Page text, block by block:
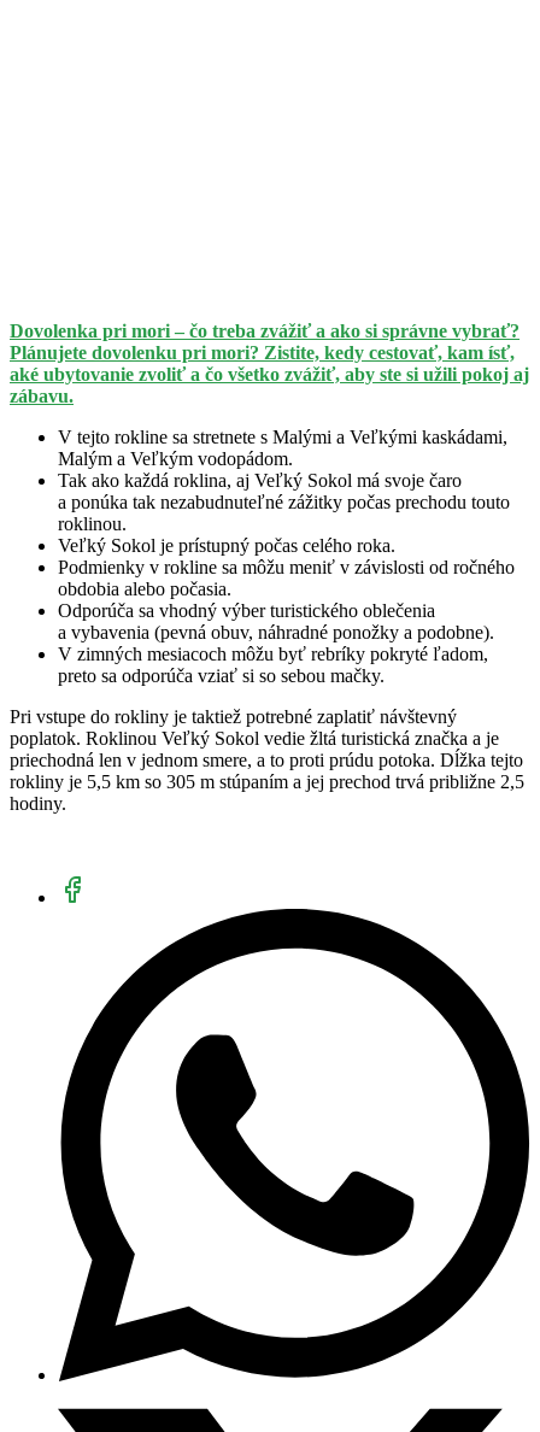
Dovolenka pri mori – čo treba zvážiť a ako si správne vybrať?
Plánujete dovolenku pri mori? Zistite, kedy cestovať, kam ísť,
aké ubytovanie zvoliť a čo všetko zvážiť, aby ste si užili pokoj aj
zábavu.
V tejto rokline sa stretnete s Malými a Veľkými kaskádami,
Malým a Veľkým vodopádom.
Tak ako každá roklina, aj Veľký Sokol má svoje čaro
a ponúka tak nezabudnuteľné zážitky počas prechodu touto
roklinou.
Veľký Sokol je prístupný počas celého roka.
Podmienky v rokline sa môžu meniť v závislosti od ročného
obdobia alebo počasia.
Odporúča sa vhodný výber turistického oblečenia
a vybavenia (pevná obuv, náhradné ponožky a podobne).
V zimných mesiacoch môžu byť rebríky pokryté ľadom,
preto sa odporúča vziať si so sebou mačky.
Pri vstupe do rokliny je taktiež potrebné zaplatiť návštevný
poplatok. Roklinou Veľký Sokol vedie žltá turistická značka a je
priechodná len v jednom smere, a to proti prúdu potoka. Dĺžka tejto
rokliny je 5,5 km so 305 m stúpaním a jej prechod trvá približne 2,5
hodiny.